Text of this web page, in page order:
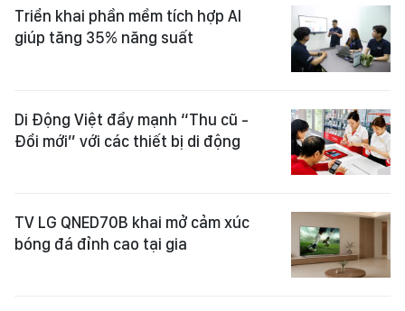
Triển khai phần mềm tích hợp AI
giúp tăng 35% năng suất
Di Động Việt đẩy mạnh “Thu cũ -
Đổi mới” với các thiết bị di động
TV LG QNED70B khai mở cảm xúc
bóng đá đỉnh cao tại gia